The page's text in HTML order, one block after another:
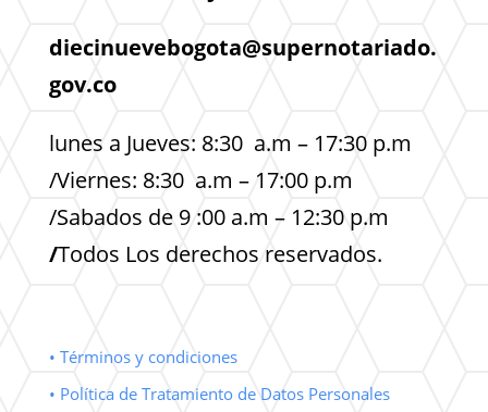
diecinuevebogota@supernotariado.
gov.co
lunes a Jueves: 8:30 a.m – 17:30 p.m
/Viernes: 8:30 a.m – 17:00 p.m
/Sabados de 9 :00 a.m – 12:30 p.m
/Todos Los derechos reservados.
• Términos y condiciones
• Política de Tratamiento de Datos Personales